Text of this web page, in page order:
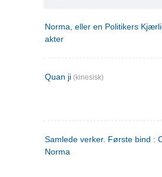
Norma, eller en Politikers
akter
Quan ji (kinesisk)
Samlede verker. Første bind :
Norma